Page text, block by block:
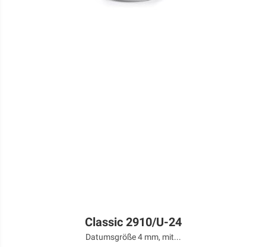
Classic 2910/U-24
Datumsgröße 4 mm, mit...